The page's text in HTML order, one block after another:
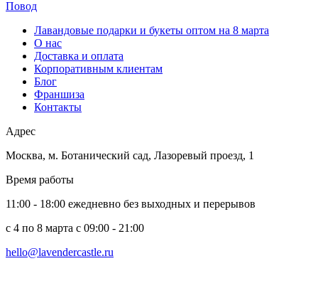
Повод
Лавандовые подарки и букеты оптом на 8 марта
О нас
Доставка и оплата
Корпоративным клиентам
Блог
Франшиза
Контакты
Адрес
Москва, м. Ботанический сад, Лазоревый проезд, 1
Время работы
11:00 - 18:00 ежедневно без выходных и перерывов
c 4 по 8 марта с 09:00 - 21:00
hello@lavendercastle.ru